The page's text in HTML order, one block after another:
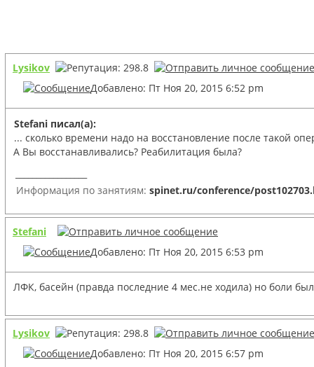
Lysikov
Добавлено: Пт Ноя 20, 2015 6:52 pm
Stefani писал(а):
... сколько времени надо на восстановление после такой
А Вы восстанавливались? Реабилитация была?
Информация по занятиям: spinet.ru/conference/
Stefani
Добавлено: Пт Ноя 20, 2015 6:53 pm
ЛФК, басейн (правда последние 4 мес.не ходила) но боли
Lysikov
Добавлено: Пт Ноя 20, 2015 6:57 pm